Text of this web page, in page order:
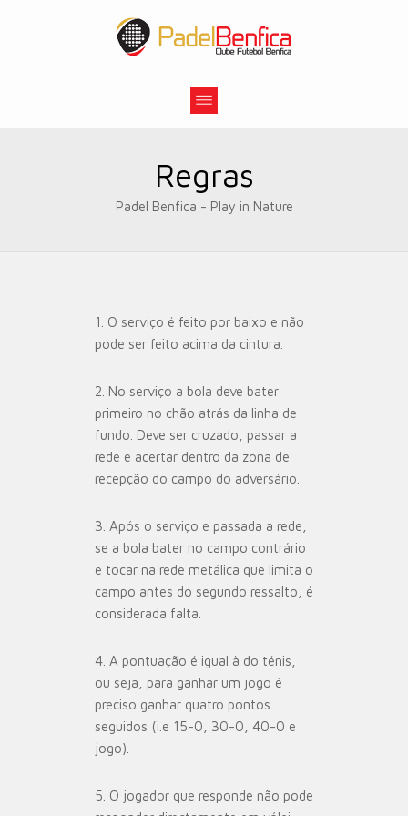
Regras
Padel Benfica - Play in Nature
1. O serviço é feito por baixo e não
pode ser feito acima da cintura.
2. No serviço a bola deve bater
primeiro no chão atrás da linha de
fundo. Deve ser cruzado, passar a
rede e acertar dentro da zona de
recepção do campo do adversário.
3. Após o serviço e passada a rede,
se a bola bater no campo contrário
e tocar na rede metálica que limita o
campo antes do segundo ressalto, é
considerada falta.
4. A pontuação é igual à do ténis,
ou seja, para ganhar um jogo é
preciso ganhar quatro pontos
seguidos (i.e 15-0, 30-0, 40-0 e
jogo).
5. O jogador que responde não pode